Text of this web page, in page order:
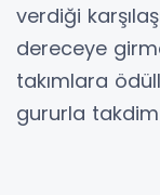
verdiği
dereceye
takımlara
gururla